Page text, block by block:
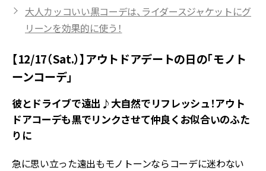
大人カッコいい黒コーデは、ライダースジャケットにグ
リーンを効果的に使う！
【12/17（Sat.）】アウトドアデートの日の「モノト
ーンコーデ」
彼とドライブで遠出♪大自然でリフレッシュ！アウト
ドアコーデも黒でリンクさせて仲良くお似合いのふた
りに
急に思い立った遠出もモノトーンならコーデに迷わない